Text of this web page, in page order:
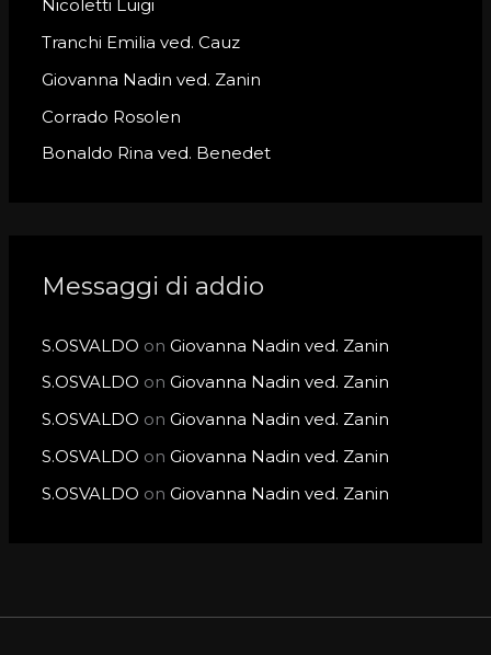
f
o
r
Nicoletti Luigi
Tranchi Emilia ved. Cauz
Giovanna Nadin ved. Zanin
Corrado Rosolen
Bonaldo Rina ved. Benedet
Messaggi di addio
S.OSVALDO onGiovanna Nadin ved. Zanin
S.OSVALDO onGiovanna Nadin ved. Zanin
S.OSVALDO onGiovanna Nadin ved. Zanin
S.OSVALDO onGiovanna Nadin ved. Zanin
S.OSVALDO onGiovanna Nadin ved. Zanin